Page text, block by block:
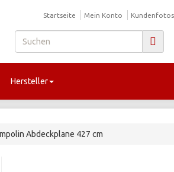
Startseite Mein Konto Kundenfotos
Hersteller
Abdeckplane 427 cm